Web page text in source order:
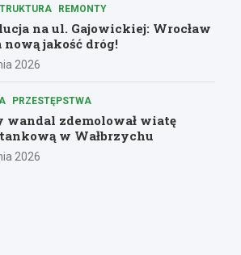
REMONTY
na ul. Gajowickiej: Wrocław
nową jakość dróg!
2026
PRZESTĘPSTWA
wandal zdemolował wiatę
w Wałbrzychu
2026